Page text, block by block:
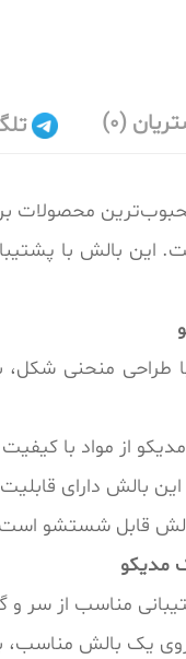
(0)
محصولات
این بالش با
طراحی منحنی
از مواد با
بالش دارای
قابل شستشو است و
مدیکو
مناسب از سر
یک بالش مناسب،